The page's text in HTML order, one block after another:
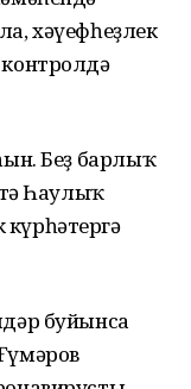
хәүефһеҙлек
Беҙ барлыҡ
тә Һаулыҡ
буйынса